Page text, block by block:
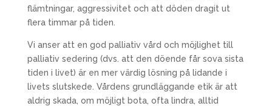
flämtningar, aggressivitet och att döden dragit ut
flera timmar på tiden.
Vi anser att en god palliativ vård och möjlighet till
palliativ sedering (dvs. att den döende får sova sista
tiden i livet) är en mer värdig lösning på lidande i
livets slutskede. Vårdens grundläggande etik är att
aldrig skada, om möjligt bota, ofta lindra, alltid